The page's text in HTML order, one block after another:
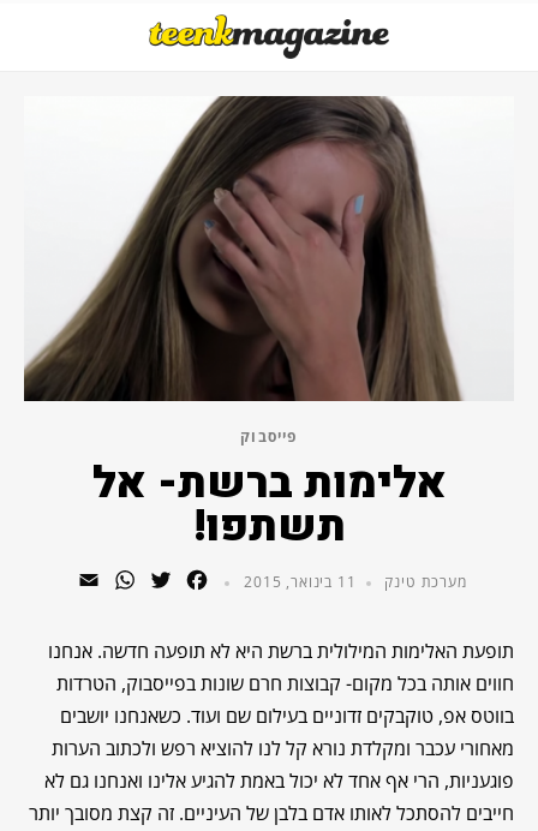
פייסבוק
אלימות ברשת- אל
תשתפו!
מערכת טינק 11 בינואר, 2015 Facebook
Twitter
WhatsApp
תופעת האלימות המילולית ברשת היא לא תופעה חדשה. אנחנו
חווים אותה בכל מקום- קבוצות חרם שונות בפייסבוק, הטרדות
בווטס אפ, טוקבקים זדוניים בעילום שם ועוד. כשאנחנו יושבים
מאחורי עכבר ומקלדת נורא קל לנו להוציא רפש ולכתוב הערות
פוגעניות, הרי אף אחד לא יכול באמת להגיע אלינו ואנחנו גם לא
חייבים להסתכל לאותו אדם בלבן של העיניים. זה קצת מסובך יותר